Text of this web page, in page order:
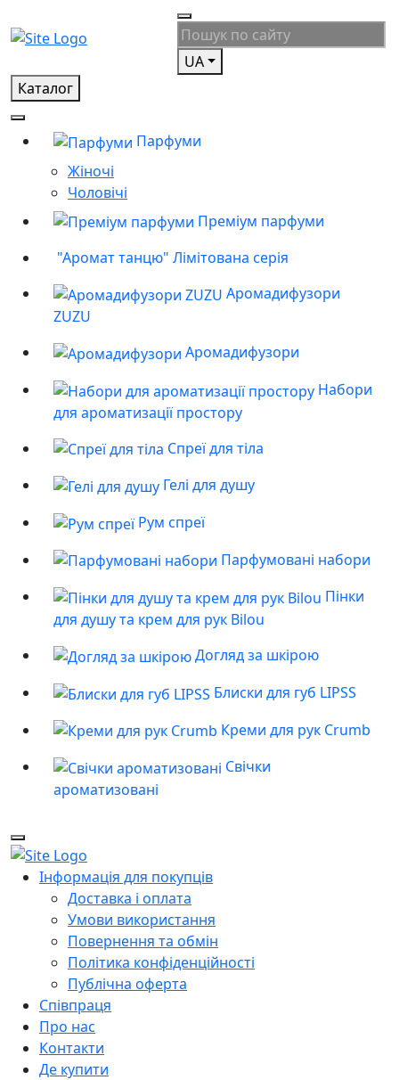
UA
Каталог
Парфуми
Жіночі
Чоловічі
Преміум парфуми
"Аромат танцю" Лімітована серія
Аромадифузори
ZUZU
Аромадифузори
Набори
для ароматизації простору
Спреї для тіла
Гелі для душу
Рум спреї
Парфумовані набори
Пінки
для душу та крем для рук Bilou
Догляд за шкірою
Блиски для губ LIPSS
Креми для рук Crumb
Свічки
ароматизовані
Інформація для покупців
Доставка і оплата
Умови використання
Повернення та обмін
Політика конфіденційності
Публічна оферта
Співпраця
Про нас
Контакти
Де купити